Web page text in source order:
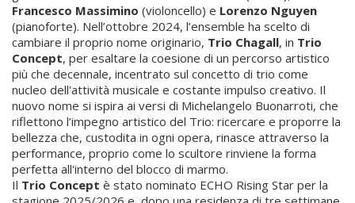
Francesco Massimino (violoncello) e Lorenzo Nguyen
(pianoforte). Nell’ottobre 2024, l’ensemble ha scelto di
cambiare il proprio nome originario, Trio Chagall, in Trio
Concept, per esaltare la coesione di un percorso artistico
più che decennale, incentrato sul concetto di trio come
nucleo dell'attività musicale e costante impulso creativo. Il
nuovo nome si ispira ai versi di Michelangelo Buonarroti, che
riflettono l’impegno artistico del Trio: ricercare e proporre la
bellezza che, custodita in ogni opera, rinasce attraverso la
performance, proprio come lo scultore rinviene la forma
perfetta all'interno del blocco di marmo.
Il Trio Concept è stato nominato ECHO Rising Star per la